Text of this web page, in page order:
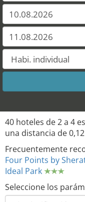
40 hoteles de 2 a 4
una distancia de
Frecuentemente
Four Points by
Ideal Park
Seleccione los